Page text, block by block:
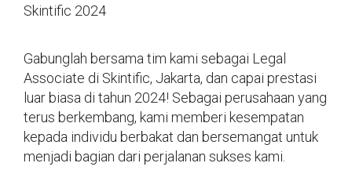
Skintific 2024
Gabunglah bersama tim kami sebagai Legal
Associate di Skintific, Jakarta, dan capai prestasi
luar biasa di tahun 2024! Sebagai perusahaan yang
terus berkembang, kami memberi kesempatan
kepada individu berbakat dan bersemangat untuk
menjadi bagian dari perjalanan sukses kami.